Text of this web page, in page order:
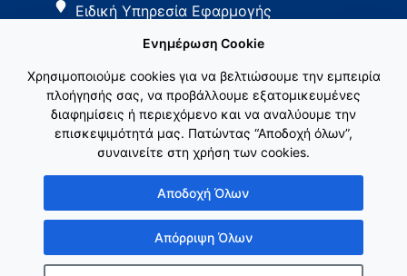
Ειδική Υπηρεσία Εφαρμογής
Εθνικό Δίκτυο ΚΑΠ
Ενημέρωση Cookie
Χρησιμοποιούμε cookies για να βελτιώσουμε την εμπειρία
πλοήγησής σας, να προβάλλουμε εξατομικευμένες
διαφημίσεις ή περιεχόμενο και να αναλύουμε την
επισκεψιμότητά μας. Πατώντας “Αποδοχή όλων”,
συναινείτε στη χρήση των cookies.
Αποδοχή Όλων
Απόρριψη Όλων